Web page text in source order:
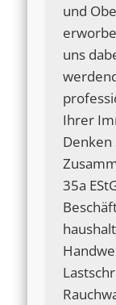
und
uns
Ihrer
Denken
35a